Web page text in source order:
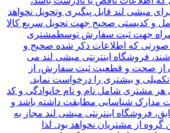
میشی لند قابل پیگیری وتحویل نخواهد
و کدپستی صحیح جهت تحویل سریع کالا
جهت ثبت سفارش توسطمشتری
صورتی که اطلاعات ذکر شده صحیح و
فروشگاه اینترنتی میشی لند می
از صحت و قطعیت ثبت سفارش، از
و بیشتری را درخواست نماید.
مشتری شامل نام و نام خانوادگی و کد
مدارک شناسایی مطابقت داشته باشد و
فروشگاه‌‌ اینترنتی میشی لند مجاز به
گروه از مشتریان نخواهد بود. لذا